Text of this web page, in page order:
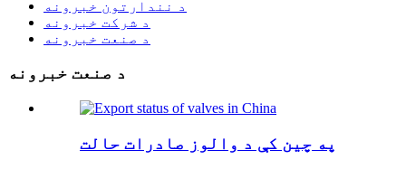
د نندارتون خبرونه
د شرکت خبرونه
د صنعت خبرونه
د صنعت خبرونه
په چین کې د والوز صادرات حالت